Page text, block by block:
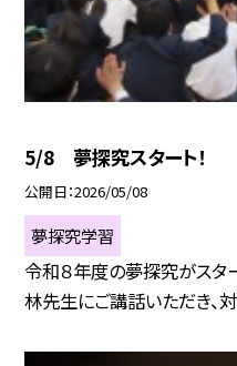
5/8 夢探究スタート！
公開日 2026/05/08
夢探究学習
令和８年度の夢探究がスタ
林先生にご講話いただき、